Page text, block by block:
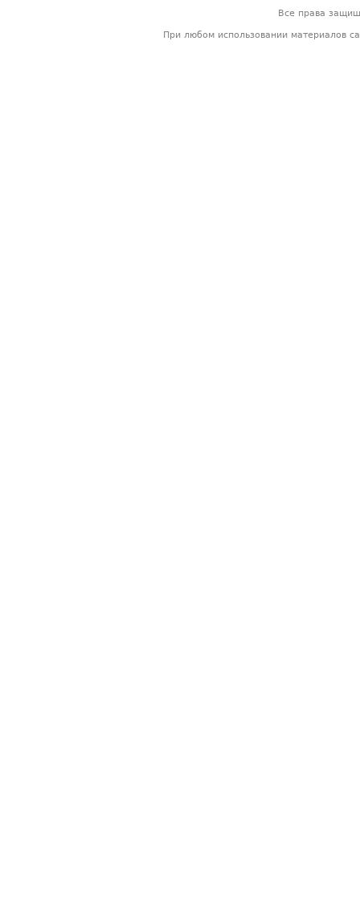
Все права
При любом использовании материалов